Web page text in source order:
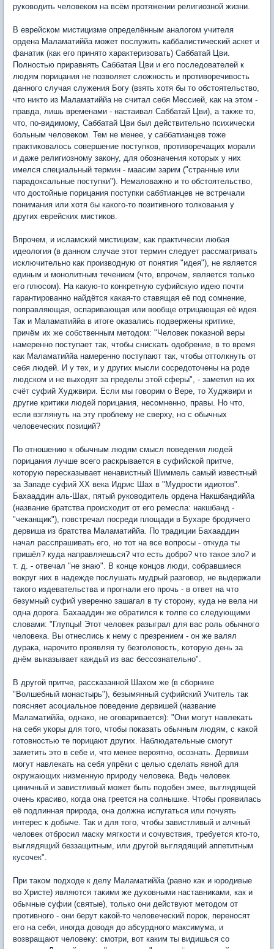
руководить человеком на всём протяжении религиозной жизни.
В еврейском мистицизме определённым аналогом учителя
ордена Маламатиййа может послужить каббалистический аскет и
фанатик (как его принято характеризовать) Саббатай Цви.
Полностью приравнять Саббатая Цви и его последователей к
людям порицания не позволяет сложность и противоречивость
данного случая служения Богу (взять хотя бы то обстоятельство,
что никто из Маламатиййа не считал себя Мессией, как на этом -
правда, лишь временами - настаивал Саббатай Цви), а также то,
что, по-видимому, Саббатай Цви был действительно психически
больным человеком. Тем не менее, у саббатианцев тоже
практиковалось совершение поступков, противоречащих морали
и даже религиозному закону, для обозначения которых у них
имелся специальный термин - маасим зарим ("странные или
парадоксальные поступки"). Немаловажно и то обстоятельство,
что достойные порицания поступки саббтианцев не встречали
понимания или хотя бы какого-то позитивного толкования у
других еврейских мистиков.
Впрочем, и исламский мистицизм, как практически любая
идеология (в данном случае этот термин следует рассматривать
исключительно как производную от понятия "идея"), не является
единым и монолитным течением (что, впрочем, является только
его плюсом). На какую-то конкретную суфийскую идею почти
гарантированно найдётся какая-то ставящая её под сомнение,
поправляющая, оспаривающая или вообще отрицающая её идея.
Так и Маламатиййа в итоге оказались подвержены критике,
причём их же собственным методом: "Человек показной веры
намеренно поступает так, чтобы снискать одобрение, в то время
как Маламатиййа намеренно поступают так, чтобы оттолкнуть от
себя людей. И у тех, и у других мысли сосредоточены на роде
людском и не выходят за пределы этой сферы", - заметил на их
счёт суфий Худжвири. Если мы говорим о Вере, то Худжвири и
другие критики людей порицания, несомненно, правы. Но что,
если взглянуть на эту проблему не сверху, но с обычных
человеческих позиций?
По отношению к обычным людям смысл поведения людей
порицания лучше всего раскрывается в суфийской притче,
которую пересказывает ненавистный Шиммель самый известный
за Западе суфий XX века Идрис Шах в "Мудрости идиотов".
Бахааддин аль-Шах, пятый руководитель ордена Накшбандиййа
(название братства происходит от его ремесла: накшбанд -
"чеканщик"), повстречал посреди площади в Бухаре бродячего
дервиша из братства Маламатиййа. По традиции Бахааддин
начал расспрашивать его, но тот на все вопросы - откуда ты
пришёл? куда направляешься? что есть добро? что такое зло? и
т. д. - отвечал "не знаю". В конце концов люди, собравшиеся
вокруг них в надежде послушать мудрый разговор, не выдержали
такого издевательства и прогнали его прочь - в ответ на что
безумный суфий уверенно зашагал в ту сторону, куда не вела ни
одна дорога. Бахааддин же обратился к толпе со следующими
словами: "Глупцы! Этот человек разыграл для вас роль обычного
человека. Вы отнеслись к нему с презрением - он же валял
дурака, нарочито проявляя ту безголовость, которую день за
днём выказывает каждый из вас бессознательно".
В другой притче, рассказанной Шахом же (в сборнике
"Волшебный монастырь"), безымянный суфийский Учитель так
поясняет асоциальное поведение дервишей (название
Маламатиййа, однако, не оговаривается): "Они могут навлекать
на себя укоры для того, чтобы показать обычным людям, с какой
готовностью те порицают других. Наблюдательные смогут
заметить это в себе и, что менее вероятно, осознать. Дервиши
могут навлекать на себя упрёки с целью сделать явной для
окружающих низменную природу человека. Ведь человек
циничный и завистливый может быть подобен змее, выглядящей
очень красиво, когда она греется на солнышке. Чтобы проявилась
её подлинная природа, она должна испугаться или почуять
интерес к добыче. Так и для того, чтобы завистливый и алчный
человек отбросил маску мягкости и сочувствия, требуется кто-то,
выглядящий беззащитным, или другой выглядящий аппетитным
кусочек".
При таком подходе к делу Маламатиййа (равно как и юродивые
во Христе) являются такими же духовными наставниками, как и
обычные суфии (святые), только они действуют методом от
противного - они берут какой-то человеческий порок, переносят
его на себя, иногда доводя до абсурдного максимума, и
возвращают человеку: смотри, вот каким ты видишься со